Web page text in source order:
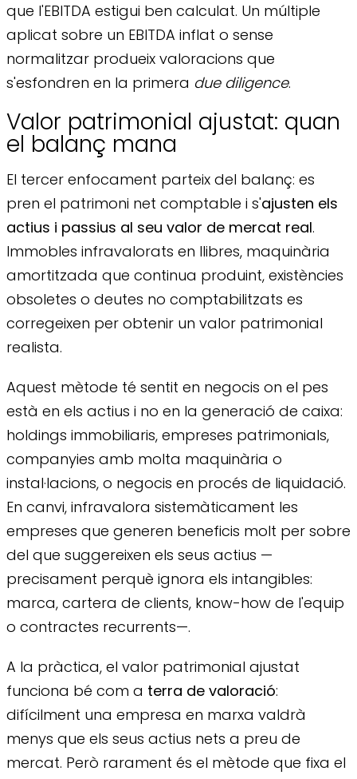
que l'EBITDA estigui ben calculat. Un múltiple
aplicat sobre un EBITDA inflat o sense
normalitzar produeix valoracions que
s'esfondren en la primera due diligence.
Valor patrimonial ajustat: quan
el balanç mana
El tercer enfocament parteix del balanç: es
pren el patrimoni net comptable i s'ajusten els
actius i passius al seu valor de mercat real.
Immobles infravalorats en llibres, maquinària
amortitzada que continua produint, existències
obsoletes o deutes no comptabilitzats es
corregeixen per obtenir un valor patrimonial
realista.
Aquest mètode té sentit en negocis on el pes
està en els actius i no en la generació de caixa:
holdings immobiliaris, empreses patrimonials,
companyies amb molta maquinària o
instal·lacions, o negocis en procés de liquidació.
En canvi, infravalora sistemàticament les
empreses que generen beneficis molt per sobre
del que suggereixen els seus actius —
precisament perquè ignora els intangibles:
marca, cartera de clients, know-how de l'equip
o contractes recurrents—.
A la pràctica, el valor patrimonial ajustat
funciona bé com a terra de valoració:
difícilment una empresa en marxa valdrà
menys que els seus actius nets a preu de
mercat. Però rarament és el mètode que fixa el